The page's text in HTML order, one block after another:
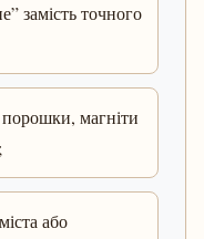
замість точного
порошки, магніти
або